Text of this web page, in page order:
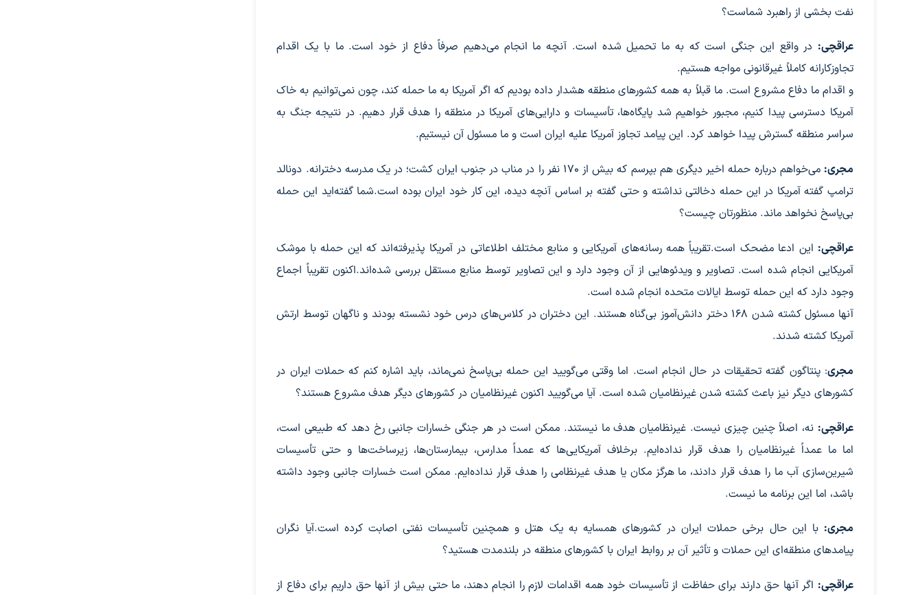
نفت بخشی از راهبرد شماست؟
عراقچی: در واقع این جنگی است که به ما تحمیل شده است. آنچه ما انجام می‌دهیم صرفاً دفاع از خود است. ما با یک اقدام
تجاوزکارانه کاملاً غیرقانونی مواجه هستیم.
و اقدام ما دفاع مشروع است. ما قبلاً به همه کشورهای منطقه هشدار داده بودیم که اگر آمریکا به ما حمله کند، چون نمی‌توانیم به خاک
آمریکا دسترسی پیدا کنیم، مجبور خواهیم شد پایگاه‌ها، تأسیسات و دارایی‌های آمریکا در منطقه را هدف قرار دهیم. در نتیجه جنگ به
سراسر منطقه گسترش پیدا خواهد کرد. این پیامد تجاوز آمریکا علیه ایران است و ما مسئول آن نیستیم.
مجری:
می‌خواهم درباره حمله اخیر دیگری هم بپرسم که بیش از ۱۷۰ نفر را در مناب در جنوب ایران کشت؛ در یک مدرسه دخترانه. دونالد
ترامپ گفته آمریکا در این حمله دخالتی نداشته و حتی گفته بر اساس آنچه دیده، این کار خود ایران بوده است.شما گفته‌اید این حمله
بی‌پاسخ نخواهد ماند. منظورتان چیست؟
عراقچی: این ادعا مضحک است.تقریباً همه رسانه‌های آمریکایی و منابع مختلف اطلاعاتی در آمریکا پذیرفته‌اند که این حمله با موشک
آمریکایی انجام شده است. تصاویر و ویدئوهایی از آن وجود دارد و این تصاویر توسط منابع مستقل بررسی شده‌اند.اکنون تقریباً اجماع
وجود دارد که این حمله توسط ایالات متحده انجام شده است.
آنها مسئول کشته شدن ۱۶۸ دختر دانش‌آموز بی‌گناه هستند. این دختران در کلاس‌های درس خود نشسته بودند و ناگهان توسط ارتش
آمریکا کشته شدند.
مجری: پنتاگون گفته تحقیقات در حال انجام است. اما وقتی می‌گویید این حمله بی‌پاسخ نمی‌ماند، باید اشاره کنم که حملات ایران در
کشورهای دیگر نیز باعث کشته شدن غیرنظامیان شده است. آیا می‌گویید اکنون غیرنظامیان در کشورهای دیگر هدف مشروع هستند؟
عراقچی: نه، اصلاً چنین چیزی نیست. غیرنظامیان هدف ما نیستند. ممکن است در هر جنگی خسارات جانبی رخ دهد که طبیعی است،
اما ما عمداً غیرنظامیان را هدف قرار نداده‌ایم. برخلاف آمریکایی‌ها که عمداً مدارس، بیمارستان‌ها، زیرساخت‌ها و حتی تأسیسات
شیرین‌سازی آب ما را هدف قرار دادند، ما هرگز مکان یا هدف غیرنظامی را هدف قرار نداده‌ایم. ممکن است خسارات جانبی وجود داشته
باشد، اما این برنامه ما نیست.
مجری: با این حال برخی حملات ایران در کشورهای همسایه به یک هتل و همچنین تأسیسات نفتی اصابت کرده است.آیا نگران
پیامدهای منطقه‌ای این حملات و تأثیر آن بر روابط ایران با کشورهای منطقه در بلندمدت هستید؟
عراقچی: اگر آنها حق دارند برای حفاظت از تأسیسات خود همه اقدامات لازم را انجام دهند، ما حتی بیش از آنها حق داریم برای دفاع از